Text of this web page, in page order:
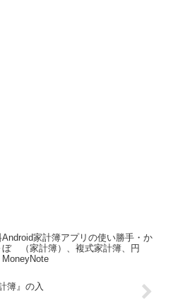
Android家計簿アプリの使い勝手・か
ぼ （家計簿）、複式家計簿、円
MoneyNote
簿』の入